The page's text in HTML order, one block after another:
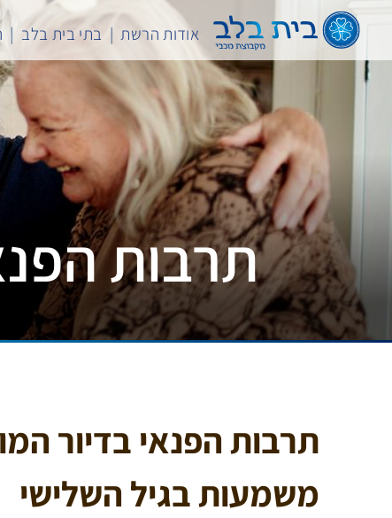
אודות הרשת בתי בית בלב
תרבות
תרבות הפנאי בדיור
משמעות בגיל השלישי